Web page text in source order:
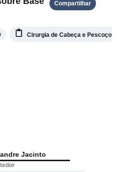
Compartilhar
Cirurgia de Cabeça e Pescoço
Jacinto